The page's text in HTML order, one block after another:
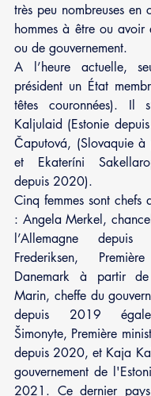
très peu nombreuses en
hommes à être ou avoir
ou de gouvernement.
A l’heure actuelle,
président un État
têtes couronnées). Il
Kaljulaid (Estonie
Čaputová, (Slovaquie
et Ekateríni
depuis 2020).
Cinq femmes sont chefs
: Angela Merkel,
l’Allemagne
Frederiksen,
Danemark à partir
Marin, cheffe du
depuis 2019
Šimonyte, Première
depuis 2020, et Kaja
gouvernement de
2021. Ce dernier